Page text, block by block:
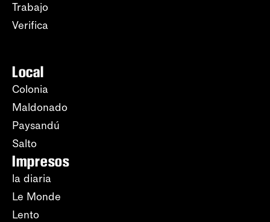
Trabajo
Verifica
Local
Colonia
Maldonado
Paysandú
Salto
Impresos
la diaria
Le Monde
Lento